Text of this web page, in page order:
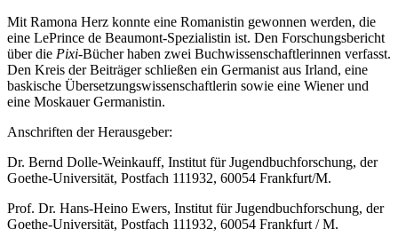
Mit Ramona Herz konnte eine Romanistin gewonnen werden, die
eine LePrince de Beaumont-Spezialistin ist. Den Forschungsbericht
über die Pixi-Bücher haben zwei Buchwissenschaftlerinnen verfasst.
Den Kreis der Beiträger schließen ein Germanist aus Irland, eine
baskische Übersetzungswissenschaftlerin sowie eine Wiener und
eine Moskauer Germanistin.
Anschriften der Herausgeber:
Dr. Bernd Dolle-Weinkauff, Institut für Jugendbuchforschung, der
Goethe-Universität, Postfach 111932, 60054 Frankfurt/M.
Prof. Dr. Hans-Heino Ewers, Institut für Jugendbuchforschung, der
Goethe-Universität, Postfach 111932, 60054 Frankfurt / M.